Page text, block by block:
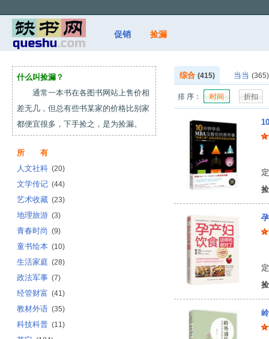
促销 捡漏
什么叫捡漏？
通常一本书在各图书网站上售价相
差无几，但总有些书某家的价格比别家
都便宜很多，下手捡之，是为捡漏。
所 有
人文社科 (20)
文学传记 (44)
艺术收藏 (23)
地理旅游 (3)
青春时尚 (9)
童书绘本 (10)
生活家庭 (28)
政法军事 (7)
经管财富 (41)
教材外语 (35)
科技科普 (11)
综合 (415) 当当 (365)
排 序： 时间 折扣